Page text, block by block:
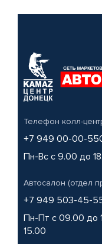
Телефон колл-
+7 949 00-00-
Пн-Вс с 9.00 до
Автосалон (отдел
+7 949 503-45-
Пн-Пт с 09.00 до
15.00